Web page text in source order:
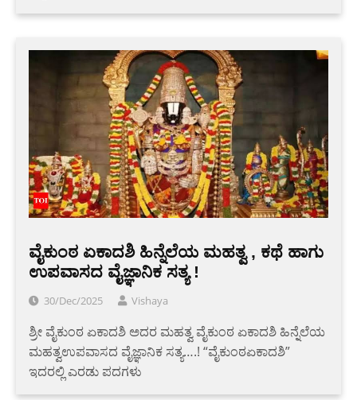
ವೈಕುಂಠ ಏಕಾದಶಿ ಹಿನ್ನೆಲೆಯ ಮಹತ್ವ , ಕಥೆ ಹಾಗು
ಉಪವಾಸದ ವೈಜ್ಞಾನಿಕ ಸತ್ಯ !
30/Dec/2025 Vishaya
ಶ್ರೀ ವೈಕುಂಠ ಏಕಾದಶಿ ಅದರ ಮಹತ್ವ ವೈಕುಂಠ ಏಕಾದಶಿ ಹಿನ್ನೆಲೆಯ
ಮಹತ್ವಉಪವಾಸದ ವೈಜ್ಞಾನಿಕ ಸತ್ಯ….! “ವೈಕುಂಠಏಕಾದಶಿ”
ಇದರಲ್ಲಿ ಎರಡು ಪದಗಳು